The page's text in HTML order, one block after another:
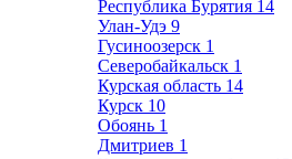
Республика Бурятия 14
Улан-Удэ 9
Гусиноозерск 1
Северобайкальск 1
Курская область 14
Курск 10
Обоянь 1
Дмитриев 1